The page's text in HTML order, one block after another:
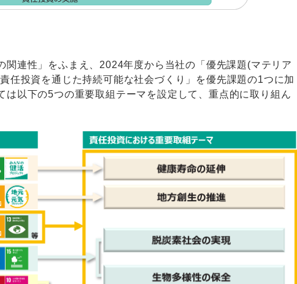
関連性」をふまえ、2024年度から当社の「優先課題(マテリア
任投資を通じた持続可能な社会づくり」を優先課題の1つに加
は以下の5つの重要取組テーマを設定して、重点的に取り組ん